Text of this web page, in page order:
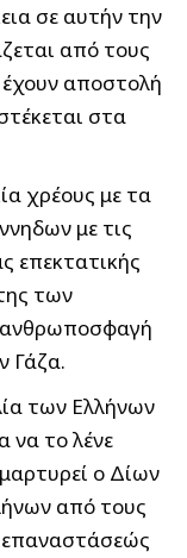
σε αυτήν την
από τους
αποστολή
στα
χρέους με τα
με τις
επεκτατικής
των
Γάζα.
των Ελλήνων
να το λένε
ο Δίων
από τους
επαναστάσεώς